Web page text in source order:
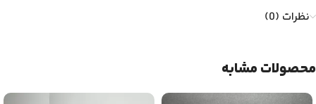
نظرات (0)
محصولات مشابه